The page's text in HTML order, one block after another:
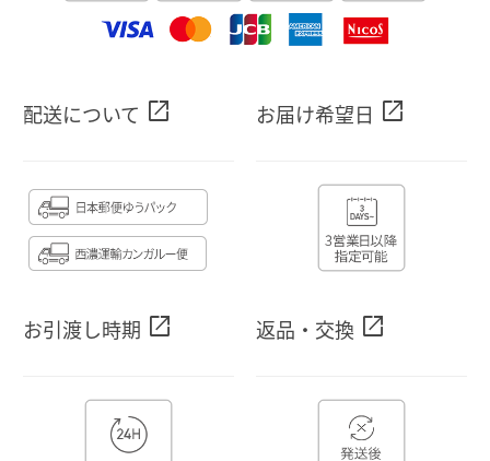
配送について open_in_new お届け希望日 open_in_new
お引渡し時期 open_in_new 返品・交換 open_in_new